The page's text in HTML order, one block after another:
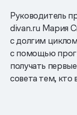
Руководитель
divan.ru Мария
с долгим
с помощью
получать
совета тем, кто